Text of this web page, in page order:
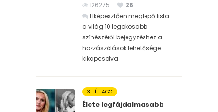
126275
26
Elképesztően meglepő lista
a világ 10 legokosabb
színészéről bejegyzéshez a
hozzászólások lehetősége
kikapcsolva
3 HÉT AGO
Élete legfájdalmasabb